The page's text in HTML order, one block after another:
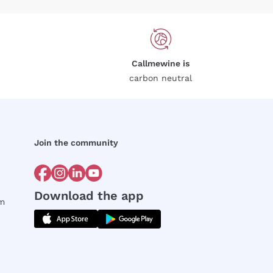
Callmewine is
carbon neutral
Join the community
Download the app